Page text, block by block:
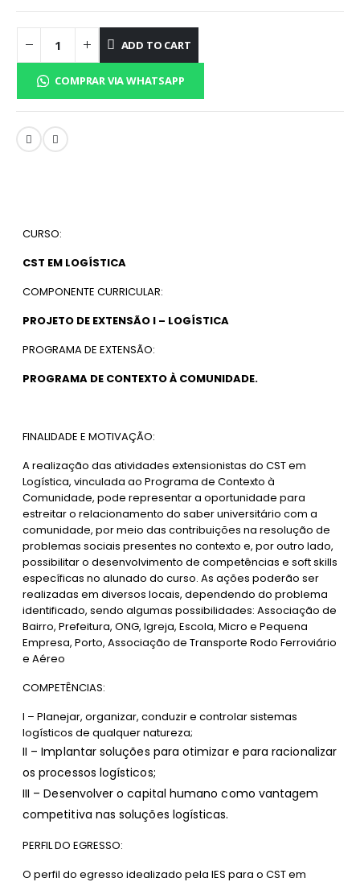
ADD TO CART
COMPRAR VIA WHATSAPP
CURSO:
CST EM LOGÍSTICA
COMPONENTE CURRICULAR:
PROJETO DE EXTENSÃO I – LOGÍSTICA
PROGRAMA DE EXTENSÃO:
PROGRAMA DE CONTEXTO À COMUNIDADE.
FINALIDADE E MOTIVAÇÃO:
A realização das atividades extensionistas do CST em
Logística, vinculada ao Programa de Contexto à
Comunidade, pode representar a oportunidade para
estreitar o relacionamento do saber universitário com a
comunidade, por meio das contribuições na resolução de
problemas sociais presentes no contexto e, por outro lado,
possibilitar o desenvolvimento de competências e soft skills
específicas no alunado do curso. As ações poderão ser
realizadas em diversos locais, dependendo do problema
identificado, sendo algumas possibilidades: Associação de
Bairro, Prefeitura, ONG, Igreja, Escola, Micro e Pequena
Empresa, Porto, Associação de Transporte Rodo Ferroviário
e Aéreo
COMPETÊNCIAS:
I – Planejar, organizar, conduzir e controlar sistemas
logísticos de qualquer natureza;
II – Implantar soluções para otimizar e para racionalizar
os processos logísticos;
III – Desenvolver o capital humano como vantagem
competitiva nas soluções logísticas.
PERFIL DO EGRESSO:
O perfil do egresso idealizado pela IES para o CST em